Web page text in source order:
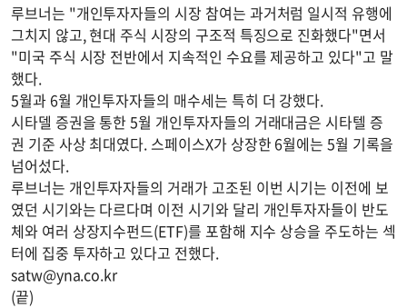
루브너는 "개인투자자들의 시장 참여는 과거처럼 일시적 유행에
그치지 않고, 현대 주식 시장의 구조적 특징으로 진화했다"면서
"미국 주식 시장 전반에서 지속적인 수요를 제공하고 있다"고 말
했다.
5월과 6월 개인투자자들의 매수세는 특히 더 강했다.
시타델 증권을 통한 5월 개인투자자들의 거래대금은 시타텔 증
권 기준 사상 최대였다. 스페이스X가 상장한 6월에는 5월 기록을
넘어섰다.
루브너는 개인투자자들의 거래가 고조된 이번 시기는 이전에 보
였던 시기와는 다르다며 이전 시기와 달리 개인투자자들이 반도
체와 여러 상장지수펀드(ETF)를 포함해 지수 상승을 주도하는 섹
터에 집중 투자하고 있다고 전했다.
satw@yna.co.kr
(끝)